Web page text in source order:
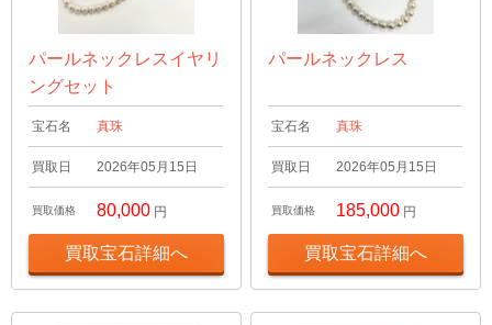
パールネックレスイヤリ
ングセット
宝石名 真珠
買取日 2026年05月15日
買取価格 80,000 円
買取宝石詳細へ
パールネックレス
宝石名 真珠
買取日 2026年05月15日
買取価格 185,000 円
買取宝石詳細へ